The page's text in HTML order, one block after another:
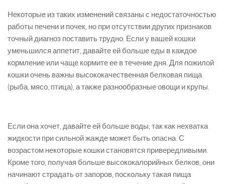
Некоторые из таких изменений связаны с недостаточностью
работы печени и почек, но при отсутствии других признаков
точный диагноз поставить трудно. Если у вашей кошки
уменьшился аппетит, давайте ей больше еды в каждое
кормление или чаще кормите ее в течение дня. Для пожилой
кошки очень важны высококачественная белковая пища
(рыба, мясо, птица), а также разнообразные овощи и крупы.
Если она хочет, давайте ей больше воды, так как нехватка
жидкости при сильной жажде может быть опасна. С
возрастом некоторые кошки становятся привередливыми.
Кроме того, получая больше высококалорийных белков, они
начинают страдать от запоров, поскольку такая пища